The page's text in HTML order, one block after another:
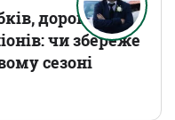
дорогі
чи збереже
сезоні